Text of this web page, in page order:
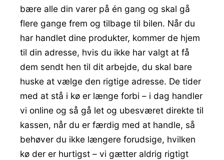
bære alle din varer på én gang og skal gå
flere gange frem og tilbage til bilen. Når du
har handlet dine produkter, kommer de hjem
til din adresse, hvis du ikke har valgt at få
dem sendt hen til dit arbejde, du skal bare
huske at vælge den rigtige adresse. De tider
med at stå i kø er længe forbi – i dag handler
vi online og så gå let og ubesværet direkte til
kassen, når du er færdig med at handle, så
behøver du ikke længere forudsige, hvilken
kø der er hurtigst – vi gætter aldrig rigtigt